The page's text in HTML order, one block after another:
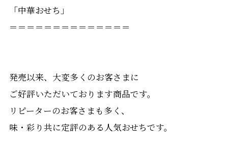
「中華おせち」
＝＝＝＝＝＝＝＝＝＝＝＝＝＝
発売以来、大変多くのお客さまに
ご好評いただいております商品です。
リピーターのお客さまも多く、
味・彩り共に定評のある人気おせちです。